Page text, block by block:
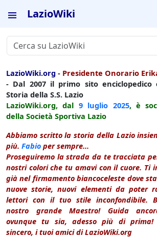
LazioWiki
LazioWiki.org - Presidente Onorario
- Dal 2007 il primo sito enciclopedico
Storia della S.S. Lazio
LazioWiki.org, dal 9 luglio 2025, è
della Società Sportiva Lazio
Abbiamo scritto la storia della Lazio
più. Fabio per sempre...
Proseguiremo la strada da te tracciata
nostri colori che tu amavi con il cuore. Ti
già nel firmamento biancoceleste dove
nuove storie, nuovi elementi da poter
lettori con il tuo stile inconfondibile.
nostro grande Maestro! Guida
ovunque tu sia, adesso più di prima!
sincero, i tuoi amici di LazioWiki.org